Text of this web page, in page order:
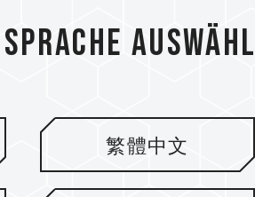
Sprache
繁體中文